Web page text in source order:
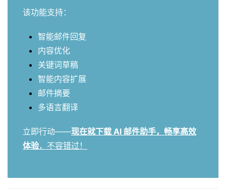
该功能支持：
智能邮件回复
内容优化
关键词草稿
智能内容扩展
邮件摘要
多语言翻译
立即行动——现在就下载 AI 邮件助手，畅享高效
体验，不容错过！